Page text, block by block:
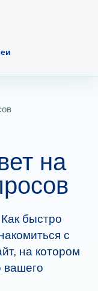
на
быстро
с
на котором
вашего